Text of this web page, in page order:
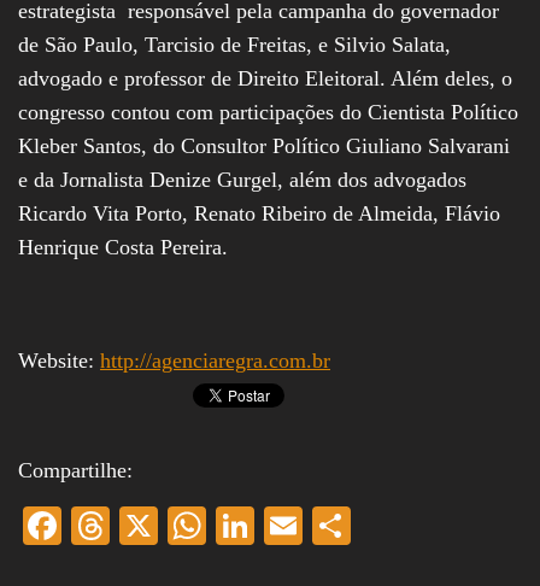
estrategista responsável pela campanha do governador
de São Paulo, Tarcisio de Freitas, e Silvio Salata,
advogado e professor de Direito Eleitoral. Além deles, o
congresso contou com participações do Cientista Político
Kleber Santos, do Consultor Político Giuliano Salvarani
e da Jornalista Denize Gurgel, além dos advogados
Ricardo Vita Porto, Renato Ribeiro de Almeida, Flávio
Henrique Costa Pereira.
Website: http://agenciaregra.com.br
Compartilhe:
Fa
T
X
W
Li
E